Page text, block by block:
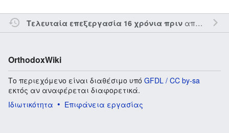
Τελευταία επεξεργασία 16 χρόνια πριναπό τον την
OrthodoxWiki
Το περιεχόμενο είναι διαθέσιμο υπό GFDL / CC by-sa
εκτός αν αναφέρεται διαφορετικά.
Ιδιωτικότητα
Επιφάνεια εργασίας